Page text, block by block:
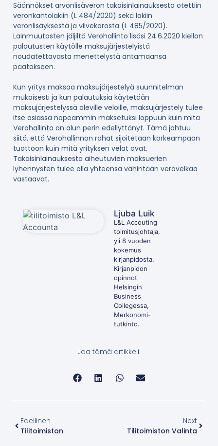
Säännökset arvonlisäveron takaisinlainauksesta otettiin
veronkantolakiin (L 484/2020) sekä lakiin
veronlisäyksestä ja viivekorosta (L 485/2020).
Lainmuutosten jäljiltä Verohallinto lisäsi 24.6.2020 kiellon
palautusten käytölle maksujärjestelyistä
noudatettavasta menettelystä antamaansa
päätökseen.
Kun yritys maksaa maksujärjestelyä suunnitelman
mukaisesti ja kun palautuksia käytetään
maksujärjestelyssä oleville veloille, maksujärjestely tulee
itse asiassa nopeammin maksetuksi loppuun kuin mitä
Verohallinto on alun perin edellyttänyt. Tämä johtuu
siitä, että Verohallinnon rahat sijoitetaan korkeampaan
tuottoon kuin mitä yrityksen velat ovat.
Takaisinlainauksesta aiheutuvien maksuerien
lyhennysten tulee olla yhteensä vähintään verovelkaa
vastaavat.
Ljuba Luik
L&L Accouting
toimitusjohtaja,
yli 8 vuoden
kokemus
kirjanpidosta.
Kirjanpidon
opinnot
Helsingin
Business
Collegessa,
Merkonomi-
tutkinto.
Jaa tämä artikkeli:
Edellinen
Tilitoimiston
Next
Tilitoimiston Valinta